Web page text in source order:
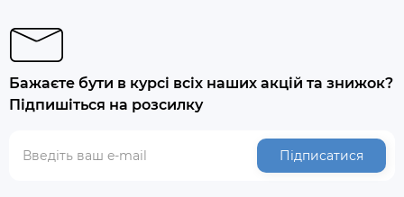
Бажаєте бути в курсі всіх наших акцій та знижок?
Підпишіться на розсилку
Підписатися